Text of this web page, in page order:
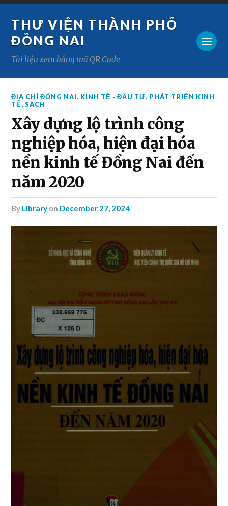
THƯ VIỆN THÀNH PHỐ
ĐỒNG NAI
Tài liệu xem bằng mã QR Code
ĐỊA CHÍ ĐỒNG NAI, KINH TẾ - ĐẦU TƯ, PHÁT TRIỂN KINH
TẾ,SÁCH
Xây dựng lộ trình công
nghiệp hóa, hiện đại hóa
nền kinh tế Đồng Nai đến
năm 2020
by Library on December 27, 2024